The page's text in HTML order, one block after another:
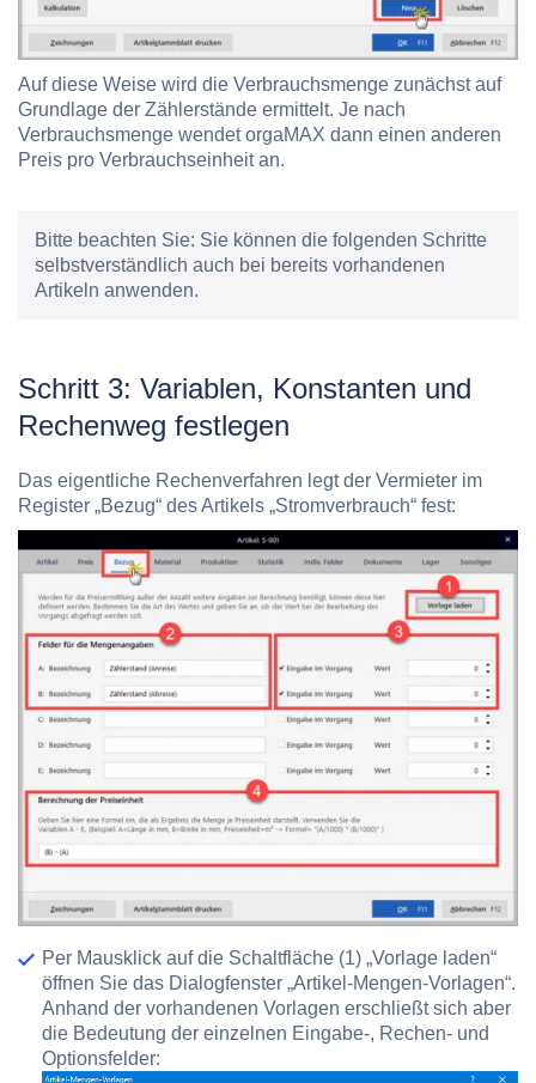
Auf diese Weise wird die Verbrauchsmenge zunächst auf
Grundlage der Zählerstände ermittelt. Je nach
Verbrauchsmenge wendet orgaMAX dann einen anderen
Preis pro Verbrauchseinheit an.
Bitte beachten Sie: Sie können die folgenden Schritte
selbstverständlich auch bei bereits vorhandenen
Artikeln anwenden.
Schritt 3: Variablen, Konstanten und
Rechenweg festlegen
Das eigentliche Rechenverfahren legt der Vermieter im
Register „Bezug“ des Artikels „Stromverbrauch“ fest:
Per Mausklick auf die Schaltfläche (1) „Vorlage laden“
öffnen Sie das Dialogfenster „Artikel-Mengen-Vorlagen“.
Anhand der vorhandenen Vorlagen erschließt sich aber
die Bedeutung der einzelnen Eingabe-, Rechen- und
Optionsfelder: